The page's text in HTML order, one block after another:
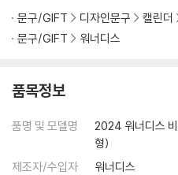
문구/GIFT 디자인문구 캘린더
문구/GIFT
워너디스
품목정보
품명 및 모델명
2024 워너디스
형)
제조자/수입자
워너디스